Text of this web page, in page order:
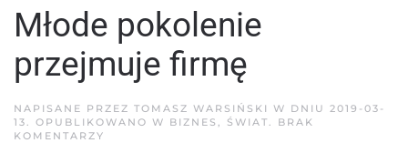
Młode pokolenie
przejmuje firmę
NAPISANE PRZEZ TOMASZ WARSIŃSKI W DNIU 2019-03-
13. OPUBLIKOWANO W BIZNES , ŚWIAT. BRAK
KOMENTARZY